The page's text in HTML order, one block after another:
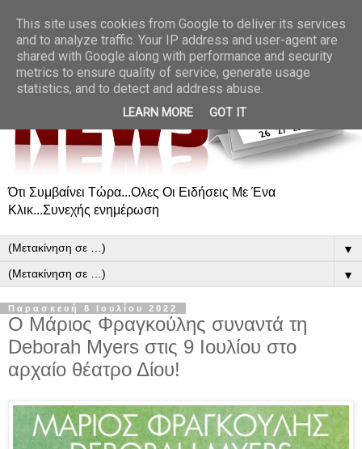
Ότι Συμβαίνει Τώρα...Ολες Οι Ειδήσεις Με Ένα
Κλικ...Συνεχής ενημέρωση
▼
▼
Παρασκευή 8 Ιουλίου 2022
Ο Μάριος Φραγκούλης συναντά τη
Deborah Myers στις 9 Ιουλίου στο
αρχαίο θέατρο Δίου!
This site uses cookies from Google to deliver its services
and to analyze traffic. Your IP address and user-agent are
shared with Google along with performance and security
metrics to ensure quality of service, generate usage
statistics, and to detect and address abuse.
LEARN MORE GOT IT